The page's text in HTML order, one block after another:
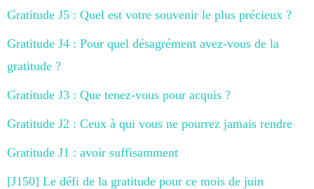
Gratitude J5 : Quel est votre souvenir le plus précieux ?
Gratitude J4 : Pour quel désagrément avez-vous de la
gratitude ?
Gratitude J3 : Que tenez-vous pour acquis ?
Gratitude J2 : Ceux à qui vous ne pourrez jamais rendre
Gratitude J1 : avoir suffisamment
[J150] Le défi de la gratitude pour ce mois de juin